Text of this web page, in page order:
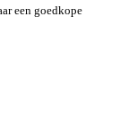
een goedkope